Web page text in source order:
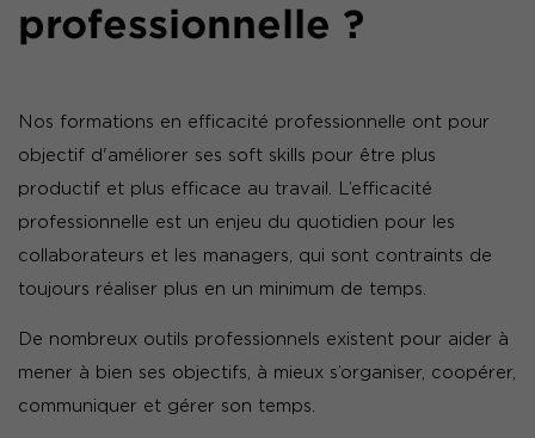
professionnelle ?
Nos formations en efficacité professionnelle ont pour
objectif d'améliorer ses soft skills pour être plus
productif et plus efficace au travail. L’efficacité
professionnelle est un enjeu du quotidien pour les
collaborateurs et les managers, qui sont contraints de
toujours réaliser plus en un minimum de temps.
De nombreux outils professionnels existent pour aider à
mener à bien ses objectifs, à mieux s’organiser, coopérer,
communiquer et gérer son temps.